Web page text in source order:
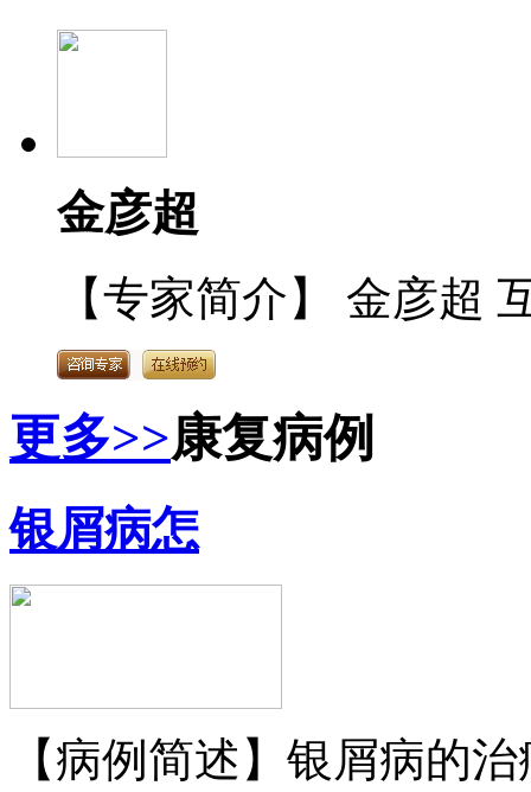
金彦超
【专家简介】 金彦超
更多>>康复病例
银屑病怎
【病例简述】银屑病的